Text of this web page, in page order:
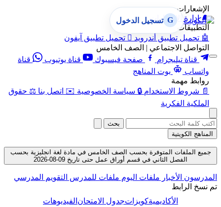
الإشعارات
🔔 إدارة الإشعارات
التطبيقات
🤖 تحميل تطبيق أندرويد  تحميل تطبيق آيفون
التواصل الاجتماعي | الصف الخامس
قناة تيليجرام
صفحة فيسبوك قناة يوتيوب
قناة
واتساب
بوت المناهج
روابط مهمة
📄 شروط الاستخدام 🔒 سياسة الخصوصية ✉️ اتصل بنا ⚖️ حقوق
الملكية الفكرية
G تسجيل الدخول
بحث
المناهج الكويتية
جميع الملفات المتوفرة بحسب الصف الخامس في مادة لغة انجليزية بحسب
الفصل الثاني في قسم أوراق عمل حتى تاريخ 09-08-2026
المدرسون الأخبار ملفات اليوم ملفات للمدرس التقويم المدرسي
تم نسخ الرابط
الأكاديميةكويزاتجدول الامتحانالفيديوهات